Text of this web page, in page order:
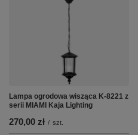
Lampa ogrodowa wisząca K-8221 z
serii MIAMI Kaja Lighting
270,00 zł / szt.